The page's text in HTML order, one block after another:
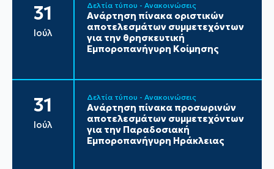
31
Ιούλ
Δελτία τύπου - Ανακοινώσεις
Ανάρτηση πίνακα οριστικών
αποτελεσμάτων συμμετεχόντων
για την θρησκευτική
Εμποροπανήγυρη Κοίμησης
31
Ιούλ
Δελτία τύπου - Ανακοινώσεις
Ανάρτηση πίνακα προσωρινών
αποτελεσμάτων συμμετεχόντων
για την Παραδοσιακή
Εμποροπανήγυρη Ηράκλειας